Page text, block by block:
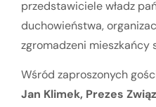
przedstawiciele władz
duchowieństwa,
zgromadzeni mieszkańcy
Wśród zaproszonych
Jan Klimek, Prezes